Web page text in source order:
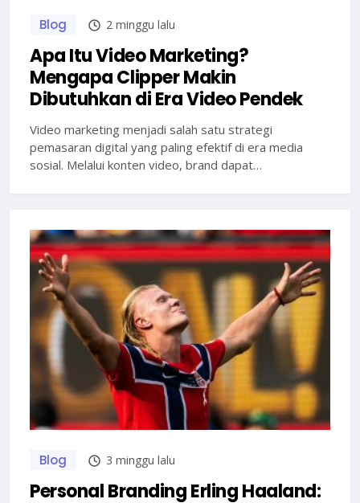
Blog 2 minggu lalu
Apa Itu Video Marketing?
Mengapa Clipper Makin
Dibutuhkan di Era Video Pendek
Video marketing menjadi salah satu strategi
pemasaran digital yang paling efektif di era media
sosial. Melalui konten video, brand dapat…
Blog 3 minggu lalu
Personal Branding Erling Haaland: